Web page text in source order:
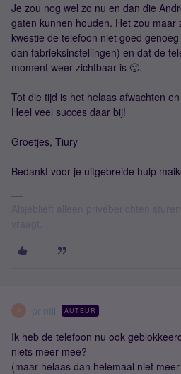
Je zou nog wel zo nu en dan die
gaten kunnen houden. Het zou maar
kwestie de telefoon niet goed
dan fabrieksinstellingen) en dat de
moment weer zichtbaar is 🙂.
Tot die tijd is het helaas afwachten
Heel veel succes daar bij!
Groetjes, Tiury
Bedankt voor je uitgebreide hulp
P printil AUTEUR
Ik heb de telefoon nu ook
niets meer mee?
(maar helaas dan helemaal niet